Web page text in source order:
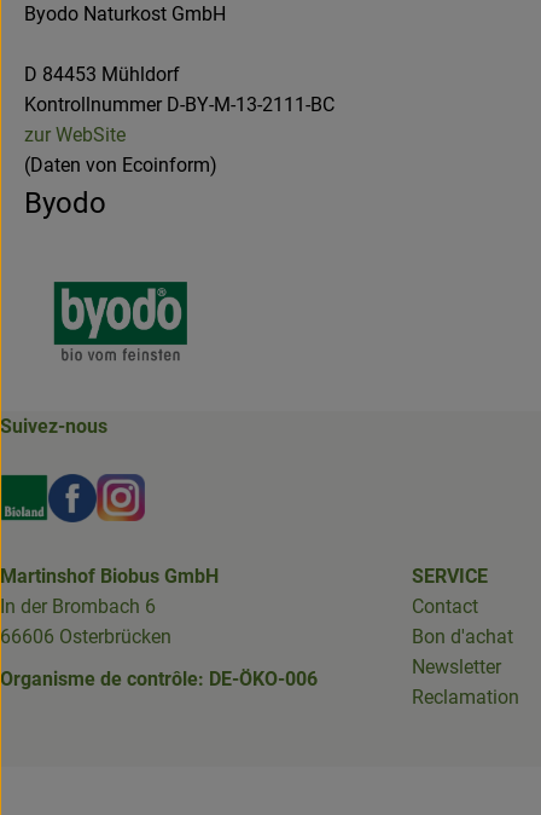
Byodo Naturkost GmbH
D 84453 Mühldorf
Kontrollnummer D-BY-M-13-2111-BC
zur WebSite
(Daten von Ecoinform)
Byodo
Suivez-nous
Externer Link zu https://www.bioland.de/verbraucher
Externer Link zu https://www.facebook.com/
Externer Link zu https://www.instagram.com/
Martinshof Biobus GmbH
In der Brombach 6
66606 Osterbrücken
Organisme de contrôle: DE-ÖKO-006
SERVICE
Contact
Bon d'achat
Newsletter
Reclamation